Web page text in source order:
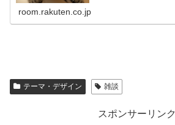
room.rakuten.co.jp
テーマ・デザイン 雑談
スポンサーリンク